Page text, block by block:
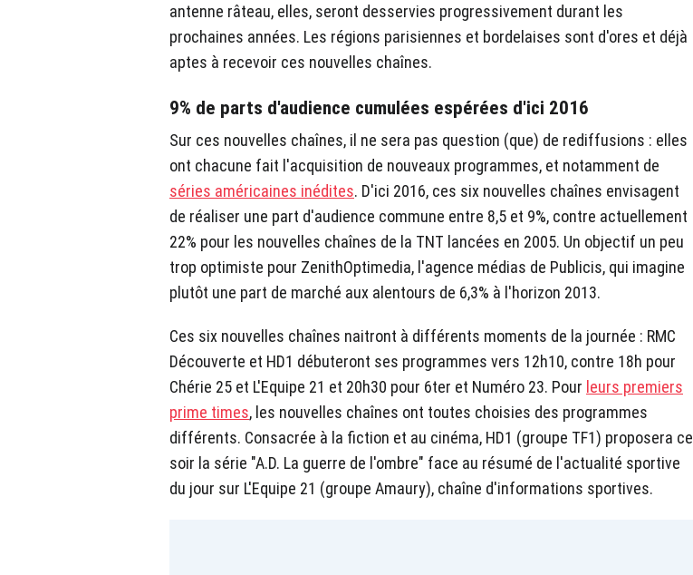
antenne râteau, elles, seront desservies progressivement durant les
prochaines années. Les régions parisiennes et bordelaises sont d'ores et déjà
aptes à recevoir ces nouvelles chaînes.
9% de parts d'audience cumulées espérées d'ici 2016
Sur ces nouvelles chaînes, il ne sera pas question (que) de rediffusions : elles
ont chacune fait l'acquisition de nouveaux programmes, et notamment de
séries américaines inédites. D'ici 2016, ces six nouvelles chaînes envisagent
de réaliser une part d'audience commune entre 8,5 et 9%, contre actuellement
22% pour les nouvelles chaînes de la TNT lancées en 2005. Un objectif un peu
trop optimiste pour ZenithOptimedia, l'agence médias de Publicis, qui imagine
plutôt une part de marché aux alentours de 6,3% à l'horizon 2013.
Ces six nouvelles chaînes naitront à différents moments de la journée : RMC
Découverte et HD1 débuteront ses programmes vers 12h10, contre 18h pour
Chérie 25 et L'Equipe 21 et 20h30 pour 6ter et Numéro 23. Pour leurs premiers
prime times, les nouvelles chaînes ont toutes choisies des programmes
différents. Consacrée à la fiction et au cinéma, HD1 (groupe TF1) proposera ce
soir la série "A.D. La guerre de l'ombre" face au résumé de l'actualité sportive
du jour sur L'Equipe 21 (groupe Amaury), chaîne d'informations sportives.